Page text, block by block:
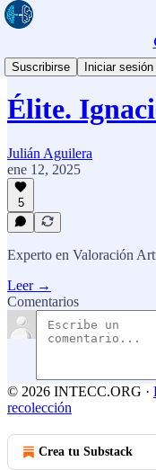
Suscribirse
Iniciar sesión
El Club de la Élite
Élite.
Julián Aguilera
ene 12, 2025
5
Experto en Valoración
Leer →
Comentarios
© 2026 INTECC.ORG ·
recolección
Crea tu Substack